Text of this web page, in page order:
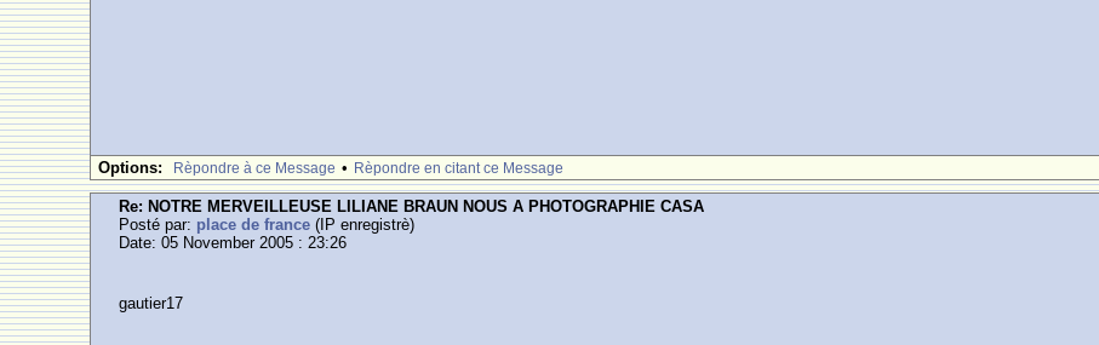
Options: Rèpondre à ce Message • Rèpondre en citant ce Message
Re: NOTRE MERVEILLEUSE LILIANE BRAUN NOUS A PHOTOGRAPHIE CASA
Posté par: place de france (IP enregistrè)
Date: 05 November 2005 : 23:26
gautier17